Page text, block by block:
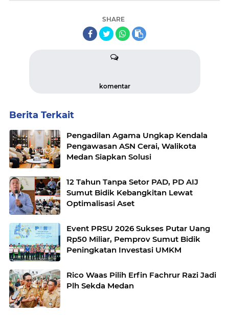
SHARE
komentar
Berita Terkait
Pengadilan Agama Ungkap Kendala
Pengawasan ASN Cerai, Walikota
Medan Siapkan Solusi
12 Tahun Tanpa Setor PAD, PD AIJ
Sumut Bidik Kebangkitan Lewat
Optimalisasi Aset
Event PRSU 2026 Sukses Putar Uang
Rp50 Miliar, Pemprov Sumut Bidik
Peningkatan Investasi UMKM
Rico Waas Pilih Erfin Fachrur Razi Jadi
Plh Sekda Medan